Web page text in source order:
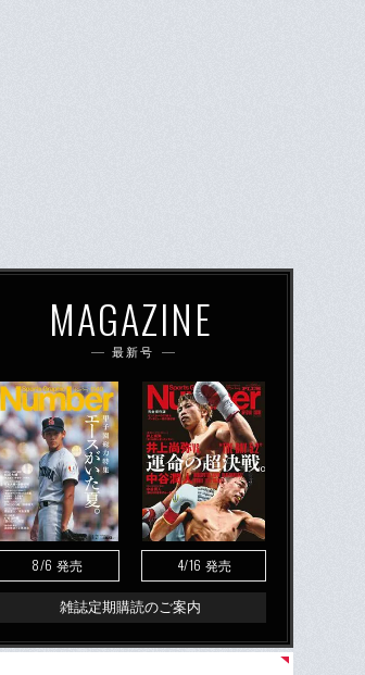
MAGAZINE
最新号
8/6 発売 4/16 発売
雑誌定期購読のご案内